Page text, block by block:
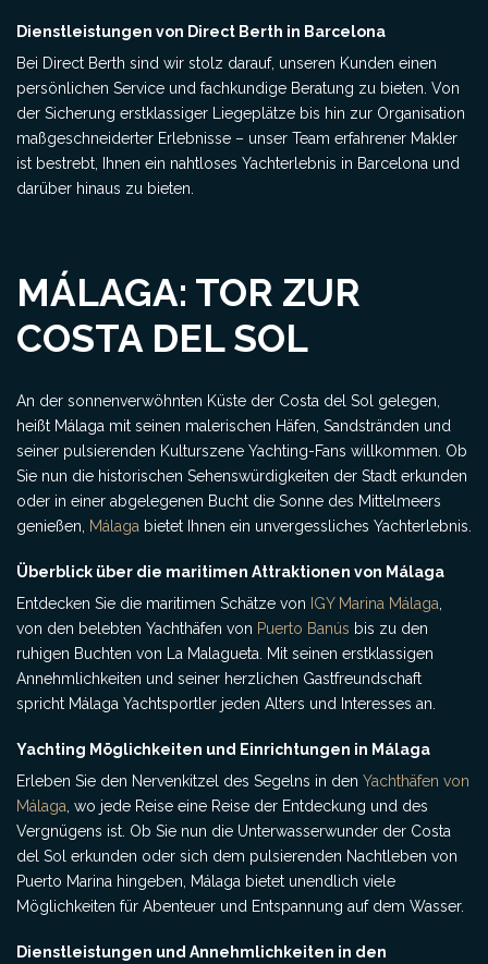
Dienstleistungen von Direct Berth in Barcelona
Bei Direct Berth sind wir stolz darauf, unseren Kunden einen
persönlichen Service und fachkundige Beratung zu bieten. Von
der Sicherung erstklassiger Liegeplätze bis hin zur Organisation
maßgeschneiderter Erlebnisse – unser Team erfahrener Makler
ist bestrebt, Ihnen ein nahtloses Yachterlebnis in Barcelona und
darüber hinaus zu bieten.
MÁLAGA: TOR ZUR
COSTA DEL SOL
An der sonnenverwöhnten Küste der Costa del Sol gelegen,
heißt Málaga mit seinen malerischen Häfen, Sandstränden und
seiner pulsierenden Kulturszene Yachting-Fans willkommen. Ob
Sie nun die historischen Sehenswürdigkeiten der Stadt erkunden
oder in einer abgelegenen Bucht die Sonne des Mittelmeers
genießen,
Málaga bietet Ihnen ein unvergessliches Yachterlebnis.
Überblick über die maritimen Attraktionen von Málaga
Entdecken Sie die maritimen Schätze von IGY Marina Málaga
von den belebten Yachthäfen von Puerto Banús bis zu den
ruhigen Buchten von La Malagueta. Mit seinen erstklassigen
Annehmlichkeiten und seiner herzlichen Gastfreundschaft
spricht Málaga Yachtsportler jeden Alters und Interesses an.
Yachting Möglichkeiten und Einrichtungen in Málaga
Erleben Sie den Nervenkitzel des Segelns in den Yachthäfen von
Málaga , wo jede Reise eine Reise der Entdeckung und des
Vergnügens ist. Ob Sie nun die Unterwasserwunder der Costa
del Sol erkunden oder sich dem pulsierenden Nachtleben von
Puerto Marina hingeben, Málaga bietet unendlich viele
Möglichkeiten für Abenteuer und Entspannung auf dem Wasser.
Dienstleistungen und Annehmlichkeiten in den